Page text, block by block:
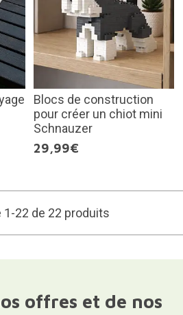
Blocs de construction
pour créer un chiot mini
Schnauzer
29,99€
1-22 de 22 produits
offres et de nos